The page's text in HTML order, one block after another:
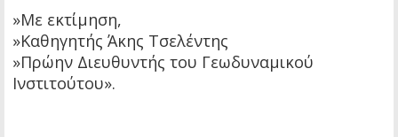
»Με εκτίμηση,
»Καθηγητής Άκης Τσελέντης
»Πρώην Διευθυντής του Γεωδυναμικού
Ινστιτούτου».